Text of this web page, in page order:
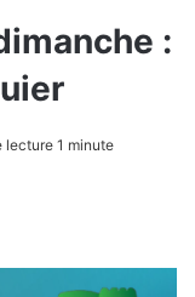
:
lecture 1 minute